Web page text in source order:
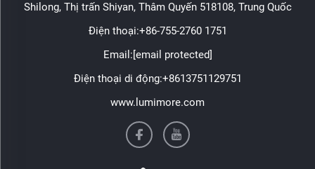
Shilong, Thị trấn Shiyan, Thâm Quyến 518108, Trung Quốc
Điện thoại:+86-755-2760 1751
Email:[email protected]
Điện thoại di động:+8613751129751
www.lumimore.com